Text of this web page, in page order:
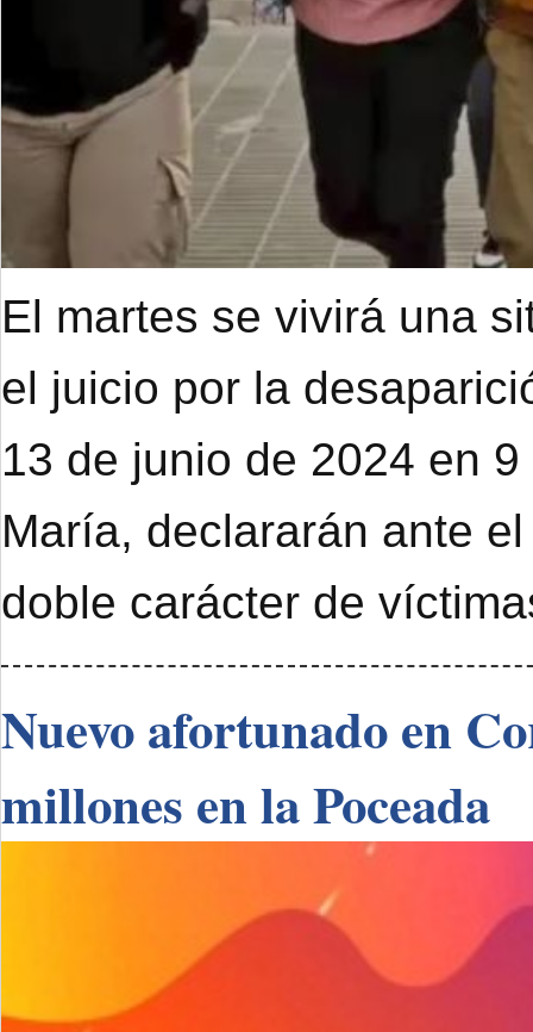
El martes se vivirá una
el juicio por la
13 de junio de 2024 en
María, declararán ante
doble carácter de
Nuevo afortunado en
millones en la Poceada